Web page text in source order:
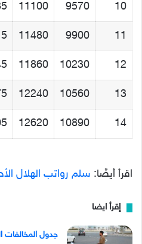
10
9570
11100
11
9900
11480
12
10230
11860
13
10560
12240
14
10890
12620
اقرأ أيضًا: سلم رواتب الهلال
إقرأ ايضا